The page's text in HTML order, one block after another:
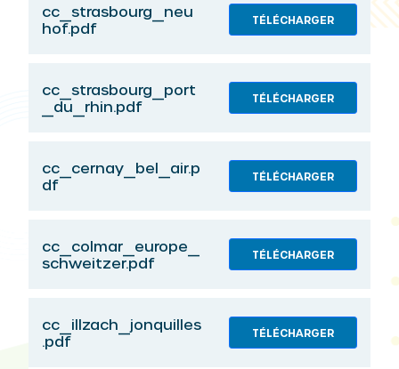
cc_strasbourg_neu
hof.pdf
TÉLÉCHARGER
cc_strasbourg_port
_du_rhin.pdf
TÉLÉCHARGER
cc_cernay_bel_air.p
df
TÉLÉCHARGER
cc_colmar_europe_
schweitzer.pdf
TÉLÉCHARGER
cc_illzach_jonquilles
.pdf
TÉLÉCHARGER